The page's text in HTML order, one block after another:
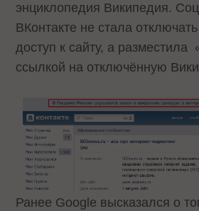
энциклопедия Википедия.
ВКонтакте не стала
доступ к сайту, а разместила
ссылкой на отключённую
Ранее Google высказался о